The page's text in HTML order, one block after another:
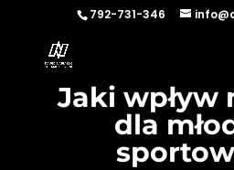
792-731-346
Jaki wpływ
dla